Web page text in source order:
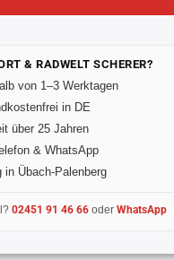
& RADWELT SCHERER?
von 1–3 Werktagen
in DE
über 25 Jahren
& WhatsApp
in Übach-Palenberg
02451 91 46 66 oderWhatsApp